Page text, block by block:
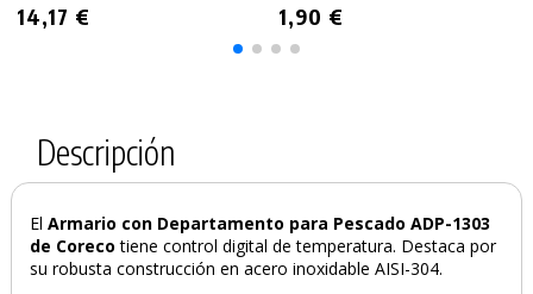
14,17 € 1,90 €
Descripción
El Armario con Departamento para Pescado ADP-1303
de Corecotiene control digital de temperatura. Destaca por
su robusta construcción en acero inoxidable AISI-304.